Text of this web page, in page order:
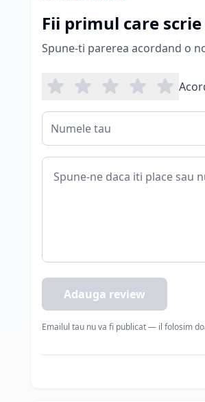
Fii primul care
Spune-ti parerea acordand o
Adauga review
Emailul tau nu va fi publicat — il folosim